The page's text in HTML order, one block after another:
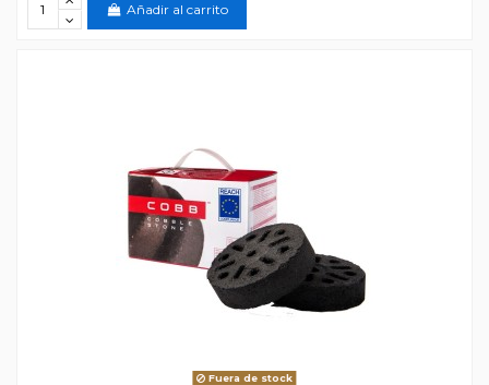
Añadir al carrito
Fuera de stock